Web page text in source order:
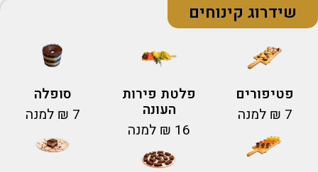
שידרוג קינוחים
פטיפורים
7 ₪ למנה
פלטת פירות
העונה
16 ₪ למנה
סופלה
7 ₪ למנה